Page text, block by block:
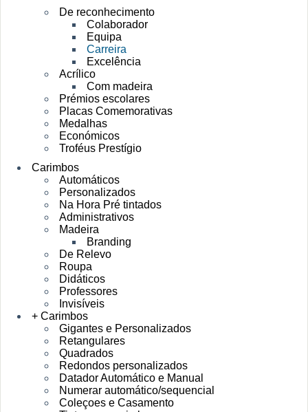
De reconhecimento
Colaborador
Equipa
Carreira
Excelência
Acrílico
Com madeira
Prémios escolares
Placas Comemorativas
Medalhas
Económicos
Troféus Prestígio
Carimbos
Automáticos
Personalizados
Na Hora Pré tintados
Administrativos
Madeira
Branding
De Relevo
Roupa
Didáticos
Professores
Invisíveis
+ Carimbos
Gigantes e Personalizados
Retangulares
Quadrados
Redondos personalizados
Datador Automático e Manual
Numerar automático/sequencial
Coleçoes e Casamento